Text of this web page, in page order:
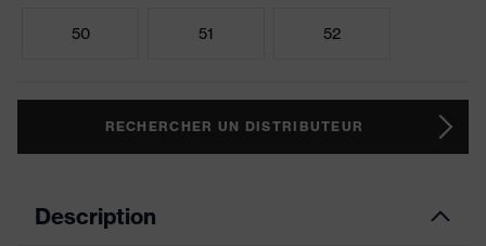
50 51 52
RECHERCHER UN DISTRIBUTEUR
Description